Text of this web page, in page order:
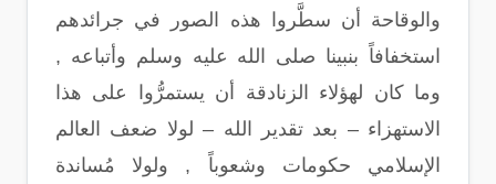
والوقاحة أن سطَّروا هذه الصور في جرائدهم
استخفافاً بنبينا صلى الله عليه وسلم وأتباعه ,
وما كان لهؤلاء الزنادقة أن يستمرُّوا على هذا
الاستهزاء – بعد تقدير الله – لولا ضعف العالم
الإسلامي حكومات وشعوباً , ولولا مُساندة